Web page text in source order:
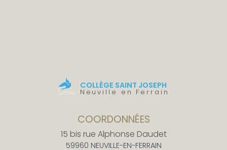
COLLÈGE SAINT JOSEPH
Neuville en Ferrain
COORDONNÉES
15 bis rue Alphonse Daudet
59960 NEUVILLE-EN-FERRAIN